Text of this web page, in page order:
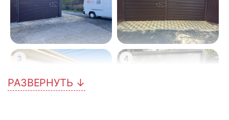
3 4
РАЗВЕРНУТЬ ↓